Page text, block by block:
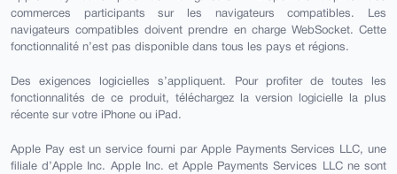
commerces participants sur les navigateurs compatibles. Les
navigateurs compatibles doivent prendre en charge WebSocket. Cette
fonctionnalité n’est pas disponible dans tous les pays et régions.
Des exigences logicielles s’appliquent. Pour profiter de toutes les
fonctionnalités de ce produit, téléchargez la version logicielle la plus
récente sur votre iPhone ou iPad.
Apple Pay est un service fourni par Apple Payments Services LLC, une
filiale d’Apple Inc. Apple Inc. et Apple Payments Services LLC ne sont